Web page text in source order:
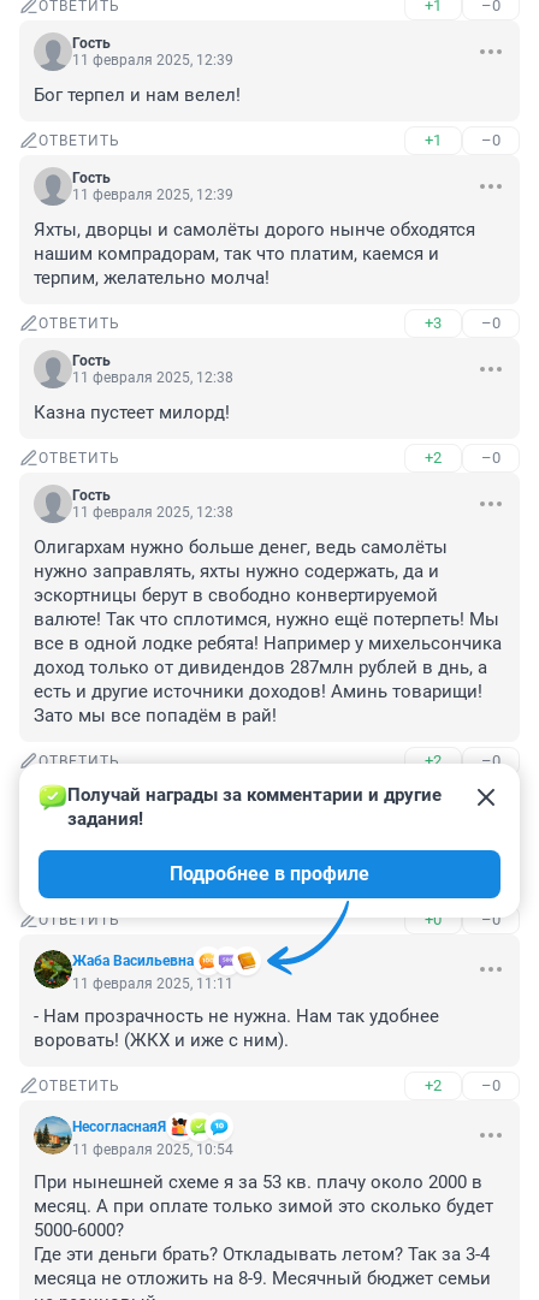
ОТВЕТИТЬ +1 –0
Гость
11 февраля 2025, 12:39
Бог терпел и нам велел!
ОТВЕТИТЬ +1 –0
Гость
11 февраля 2025, 12:39
Яхты, дворцы и самолёты дорого нынче обходятся
нашим компрадорам, так что платим, каемся и
терпим, желательно молча!
ОТВЕТИТЬ +3 –0
Гость
11 февраля 2025, 12:38
Казна пустеет милорд!
ОТВЕТИТЬ +2 –0
Гость
11 февраля 2025, 12:38
Олигархам нужно больше денег, ведь самолёты
нужно заправлять, яхты нужно содержать, да и
эскортницы берут в свободно конвертируемой
валюте! Так что сплотимся, нужно ещё потерпеть! Мы
все в одной лодке ребята! Например у михельсончика
доход только от дивидендов 287млн рублей в днь, а
есть и другие источники доходов! Аминь товарищи!
Зато мы все попадём в рай!
ОТВЕТИТЬ +2 –0
Гость
11 февраля 2025, 11:23
в честь этого отопление понизили
????????????????????????????????????????
ОТВЕТИТЬ +0 –0
Жаба Васильевна
Получай награды за комментарии и другие
задания!
Подробнее в профиле
11 февраля 2025, 11:11
- Нам прозрачность не нужна. Нам так удобнее
воровать! (ЖКХ и иже с ним).
ОТВЕТИТЬ +2 –0
НесогласнаяЯ
11 февраля 2025, 10:54
При нынешней схеме я за 53 кв. плачу около 2000 в
месяц. А при оплате только зимой это сколько будет
5000-6000?
Где эти деньги брать? Откладывать летом? Так за 3-4
месяца не отложить на 8-9. Месячный бюджет семьи